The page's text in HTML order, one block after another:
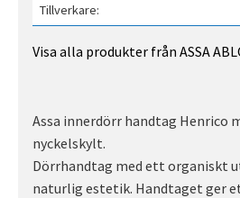
Tillverkare
Visa alla produkter från ASSA
Assa innerdörr handtag Henrico
nyckelskylt.
Dörrhandtag med ett organiskt
naturlig estetik. Handtaget ger